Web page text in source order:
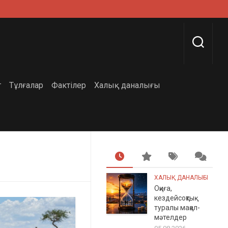
Тұлғалар Фактілер Халық даналығы
ХАЛЫҚ ДАНАЛЫҒЫ
Оқиға,
кездейсоқтық
туралы мақал-
мәтелдер